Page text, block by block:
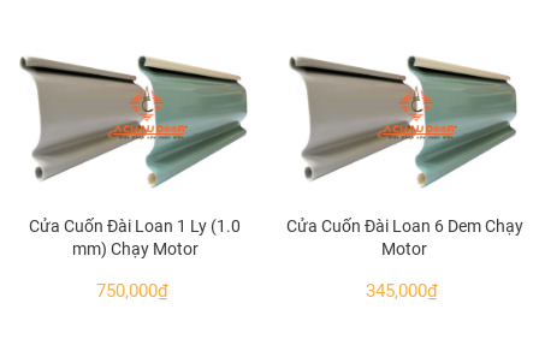
Cửa Cuốn Đài Loan 1 Ly (1.0
mm) Chạy Motor
750,000₫
Cửa Cuốn Đài Loan 6 Dem Chạy
Motor
345,000₫